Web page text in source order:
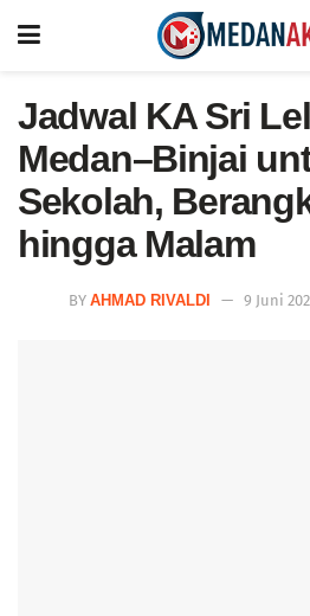
Jadwal KA Sri
Medan–Binjai
Sekolah,
hingga Malam
BY AHMAD RIVALDI 9 Juni